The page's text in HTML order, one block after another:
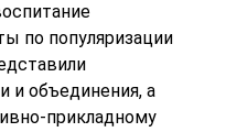
по популяризации
и объединения, а
прикладному